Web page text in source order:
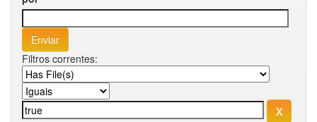
Filtros correntes: